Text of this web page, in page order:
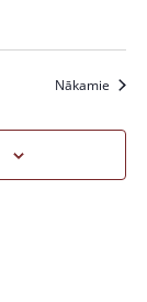
Nākamie